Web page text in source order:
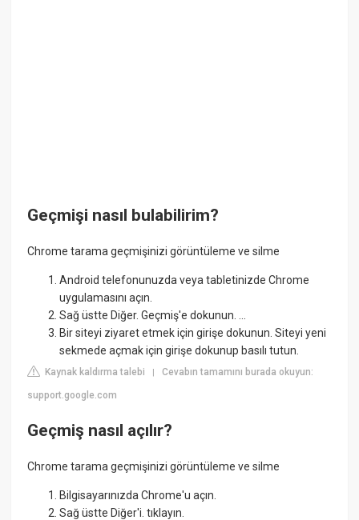
Geçmişi nasıl bulabilirim?
Chrome tarama geçmişinizi görüntüleme ve silme
Android telefonunuzda veya tabletinizde Chrome
uygulamasını açın.
Sağ üstte Diğer. Geçmiş'e dokunun. ...
Bir siteyi ziyaret etmek için girişe dokunun. Siteyi yeni
sekmede açmak için girişe dokunup basılı tutun.
Kaynak kaldırma talebi |Cevabın tamamını burada okuyun:
support.google.com
Geçmiş nasıl açılır?
Chrome tarama geçmişinizi görüntüleme ve silme
Bilgisayarınızda Chrome'u açın.
Sağ üstte Diğer'i. tıklayın.